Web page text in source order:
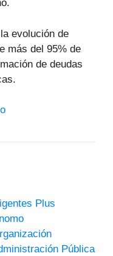
evolución de
más del 95% de
de deudas
Plus
Pública